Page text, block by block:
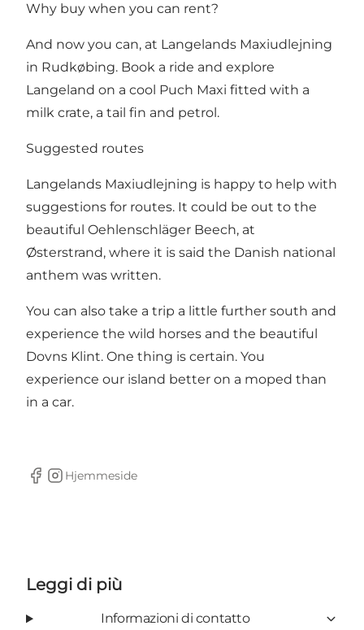
Why buy when you can rent?
And now you can, at Langelands Maxiudlejning
in Rudkøbing. Book a ride and explore
Langeland on a cool Puch Maxi fitted with a
milk crate, a tail fin and petrol.
Suggested routes
Langelands Maxiudlejning is happy to help with
suggestions for routes. It could be out to the
beautiful Oehlenschläger Beech, at
Østerstrand, where it is said the Danish national
anthem was written.
You can also take a trip a little further south and
experience the wild horses and the beautiful
Dovns Klint. One thing is certain. You
experience our island better on a moped than
in a car.
Facebook
Instagram
Hjemmeside
Leggi di più
Informazioni di contatto